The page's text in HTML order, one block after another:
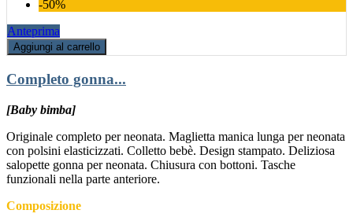
-50%
Anteprima
Aggiungi al carrello
Completo gonna...
[Baby bimba]
Originale completo per neonata. Maglietta manica lunga per neonata
con polsini elasticizzati. Colletto bebè. Design stampato. Deliziosa
salopette gonna per neonata. Chiusura con bottoni. Tasche
funzionali nella parte anteriore.
Composizione